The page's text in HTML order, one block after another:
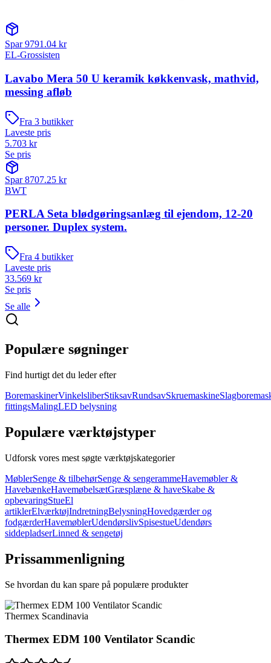
Spar9791.04 kr
EL-Grossisten
Lavabo Mera 50 U keramik køkkenvask, mathvid,
messing afløb
Fra 3 butikker
Laveste pris
5.703 kr
Se pris
Spar8707.25 kr
BWT
PERLA Seta blødgøringsanlæg til ejendom, 12-20
personer. Duplex system.
Fra 4 butikker
Laveste pris
33.569 kr
Se pris
Se alle
Populære søgninger
Find hurtigt det du leder efter
BoremaskinerVinkelsliberStiksavRundsavSkruemaskine
fittingsMalingLED belysning
Populære værktøjstyper
Udforsk vores mest søgte værktøjskategorier
MøblerSenge & tilbehørSenge & sengerammeHavemøbler &
HavebænkeHavemøbelsætGræsplæne & haveSkabe &
opbevaringStueEl
artiklerElværktøjIndretningBelysningHovedgærder og
fodgærderHavemøblerUdendørslivSpisestueUdendørs
siddepladserLinned & sengetøj
Prissammenligning
Se hvordan du kan spare på populære produkter
Thermex Scandinavia
Thermex EDM 100 Ventilator Scandic